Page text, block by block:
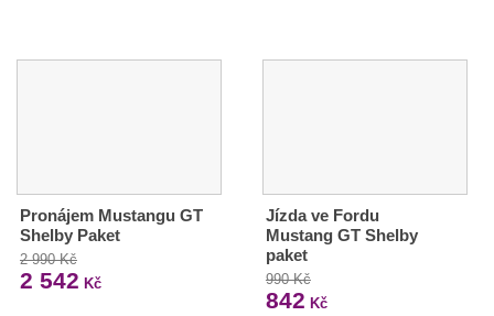
Pronájem Mustangu GT
Shelby Paket
2 990 Kč
2 542 Kč
Jízda ve Fordu
Mustang GT Shelby
paket
990 Kč
842 Kč